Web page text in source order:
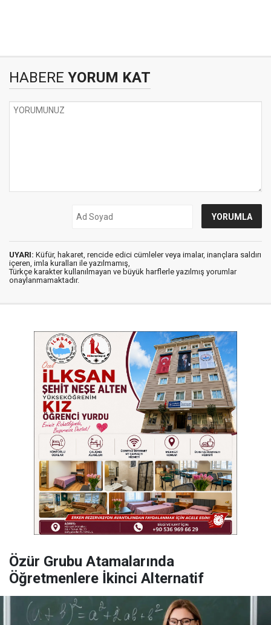
HABERE YORUM KAT
UYARI: Küfür, hakaret, rencide edici cümleler veya imalar, inançlara saldırı
içeren, imla kuralları ile yazılmamış,
Türkçe karakter kullanılmayan ve büyük harflerle yazılmış yorumlar
onaylanmamaktadır.
Özür Grubu Atamalarında
Öğretmenlere İkinci Alternatif